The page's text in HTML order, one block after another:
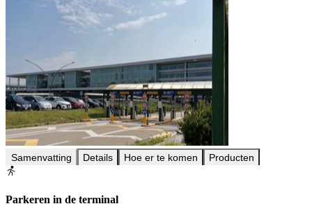
Samenvatting Details Hoe er te komen Producten
Parkeren in de terminal